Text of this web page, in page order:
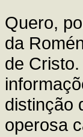
Quero,
da
de
distinção
operosa